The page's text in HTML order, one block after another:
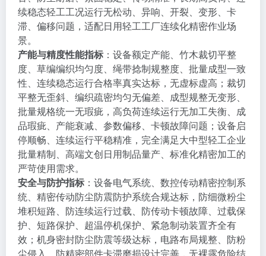
续稳态轻工工况运行无松动、异响、开裂、变形、卡
滞、偏移问题，适配日用轻工工厂连续化精密作业场
景。
产能与精度性能指标 ：设备额定产能、竹木裁切平整
度、草编编织均匀度、绳带捻制规整度、批量成型一致
性、连续稳态运行合格率真实达标，无虚标虚高；裁切
平整无歪斜、编织疏密均匀无偏差、成型规整无变形、
批量规格统一无瑕疵，高负荷连续运行无加工失衡、成
品瑕疵、产能衰减、参数偏移、卡顿故障问题；设备启
停顺畅、连续运行平稳精准，完全满足大中型轻工企业
批量精制、高端文创日用制品量产、标准化精密加工的
严苛使用需求。
安全与防护指标 ：设备电气系统、数控传动精密控制系
统、精密传动防尘防震防护系统合规达标，防细微粉尘
堆积短路、防连续运行过载、防传动卡顿故障、过载保
护、短路保护、超温停机保护、紧急制动装置齐全有
效；机身密封防尘防震等级达标，电路布局规整、防粉